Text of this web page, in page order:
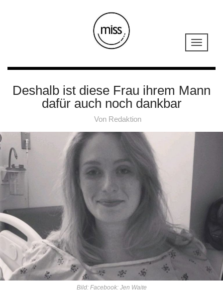
Deshalb ist diese Frau ihrem Mann
dafür auch noch dankbar
Von Redaktion
Bild: Facebook: Jen Waite